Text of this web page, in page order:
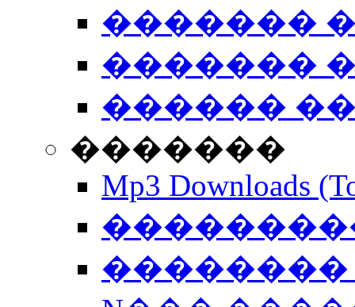
�������
�������
������
�������
Mp3 Downloads
��������